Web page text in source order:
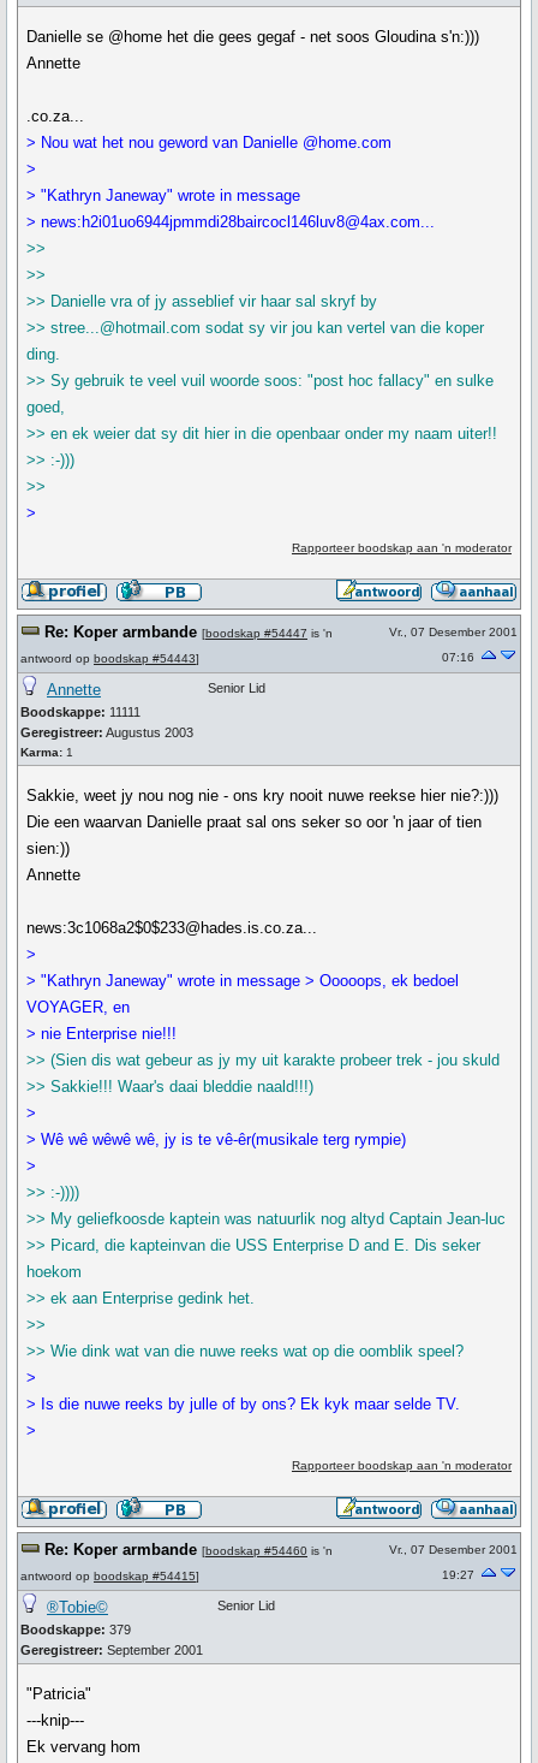
Danielle se @home het die gees gegaf - net soos Gloudina s'n:)))
Annette
.co.za...
> Nou wat het nou geword van Danielle @home.com
>
> "Kathryn Janeway" wrote in message
> news:h2i01uo6944jpmmdi28baircocl146luv8@4ax.com...
>>
>>
>> Danielle vra of jy asseblief vir haar sal skryf by
>> stree...@hotmail.com sodat sy vir jou kan vertel van die koper
ding.
>> Sy gebruik te veel vuil woorde soos: "post hoc fallacy" en sulke
goed,
>> en ek weier dat sy dit hier in die openbaar onder my naam uiter!!
>> :-)))
>>
>
Rapporteer boodskap aan 'n moderator
Re: Koper armbande [boodskap #54447 is 'n
antwoord op boodskap #54443]
Vr., 07 Desember 2001
07:16
Annette
Boodskappe: 11111
Geregistreer: Augustus 2003
Karma: 1
Senior Lid
Sakkie, weet jy nou nog nie - ons kry nooit nuwe reekse hier nie?:)))
Die een waarvan Danielle praat sal ons seker so oor 'n jaar of tien
sien:))
Annette
news:3c1068a2$0$233@hades.is.co.za...
>
> "Kathryn Janeway" wrote in message > Ooooops, ek bedoel
VOYAGER, en
> nie Enterprise nie!!!
>> (Sien dis wat gebeur as jy my uit karakte probeer trek - jou skuld
>> Sakkie!!! Waar's daai bleddie naald!!!)
>
> Wê wê wêwê wê, jy is te vê-êr(musikale terg rympie)
>
>> :-))))
>> My geliefkoosde kaptein was natuurlik nog altyd Captain Jean-luc
>> Picard, die kapteinvan die USS Enterprise D and E. Dis seker
hoekom
>> ek aan Enterprise gedink het.
>>
>> Wie dink wat van die nuwe reeks wat op die oomblik speel?
>
> Is die nuwe reeks by julle of by ons? Ek kyk maar selde TV.
>
Rapporteer boodskap aan 'n moderator
Re: Koper armbande [boodskap #54460 is 'n
antwoord op boodskap #54415]
Vr., 07 Desember 2001
19:27
®Tobie©
Boodskappe: 379
Geregistreer: September 2001
Senior Lid
"Patricia"
---knip---
Ek vervang hom